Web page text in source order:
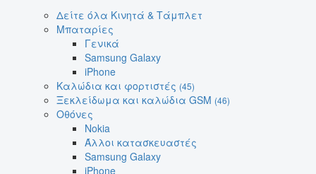
Δείτε όλα Κινητά & Τάμπλετ
Μπαταρίες
Γενικά
Samsung Galaxy
iPhone
Καλώδια και φορτιστές (45)
Ξεκλείδωμα και καλώδια GSM (46)
Οθόνες
Nokia
Άλλοι κατασκευαστές
Samsung Galaxy
iPhone